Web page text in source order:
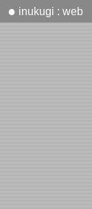
● inukugi : web